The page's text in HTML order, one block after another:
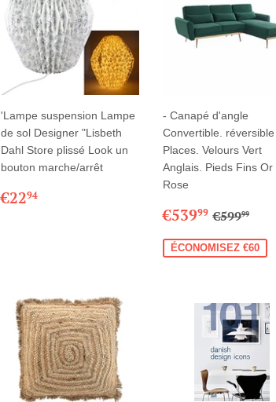
'Lampe suspension Lampe
de sol Designer "Lisbeth
Dahl Store plissé Look un
bouton marche/arrêt
PRIX
€2294
- Canapé d'angle
Convertible. réversible
Places. Velours Vert
Anglais. Pieds Fins Or
Rose
PRIX
€53999 €539,99
PRIX
€59999
ÉCONOMISEZ €60